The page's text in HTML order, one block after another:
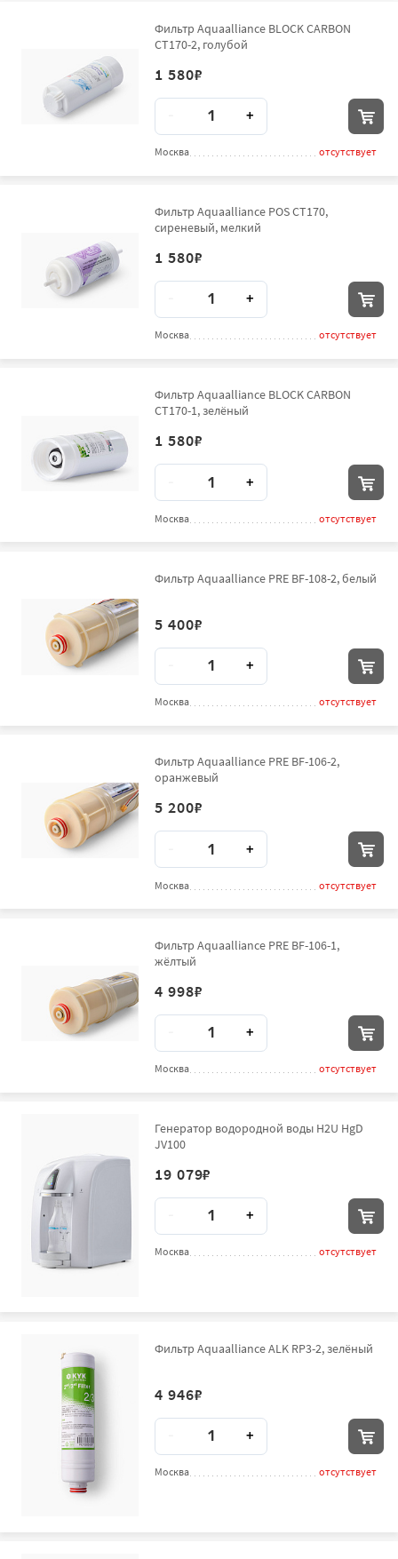
Фильтр Aquaalliance BLOCK CARBON
CT170-2, голубой
1 580₽
Количество
+
Москва отсутствует
Фильтр Aquaalliance POS CT170,
сиреневый, мелкий
1 580₽
Количество
+
Москва отсутствует
Фильтр Aquaalliance BLOCK CARBON
CT170-1, зелёный
1 580₽
+
Москва отсутствует
Фильтр Aquaalliance PRE BF-108-2, белый
5 400₽
Количество
+
Москва отсутствует
Фильтр Aquaalliance PRE BF-106-2,
оранжевый
5 200₽
Количество
+
Москва отсутствует
Фильтр Aquaalliance PRE BF-106-1,
жёлтый
4 998₽
Количество
+
Москва отсутствует
Генератор водородной воды H2U HgD
JV100
19 079₽
Количество
+
Москва отсутствует
Фильтр Aquaalliance ALK RP3-2, зелёный
4 946₽
Количество
+
Москва отсутствует